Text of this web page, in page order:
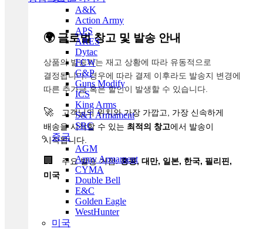
🌍 글로벌 창고 및 발송 안내
상품의 발송지는 재고 상황에 따라 유동적으로
결정됩니다. 경우에 따라 결제 이후라도 발송지 변경에
따른 추가금 혹은 할인이 발생할 수 있습니다.
🚀
고객님의 위치와 가장 가깝고, 가장 신속하게
배송을 시작할 수 있는 최적의 창고에서 발송이
시작됩니다.
🏢 주요 발송 거점:홍콩, 대만, 일본, 한국, 필리핀,
미국
A&K
Action Army
APS
ARES
Dytac
FCW
G&P
Guns Modify
ICS
King Arms
S&T Armament
SRC
중국
AGM
Army Armament
CYMA
Double Bell
E&C
Golden Eagle
WestHunter
미국